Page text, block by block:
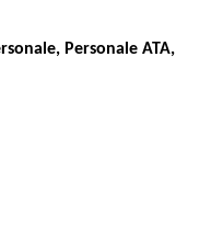
Personale ATA,